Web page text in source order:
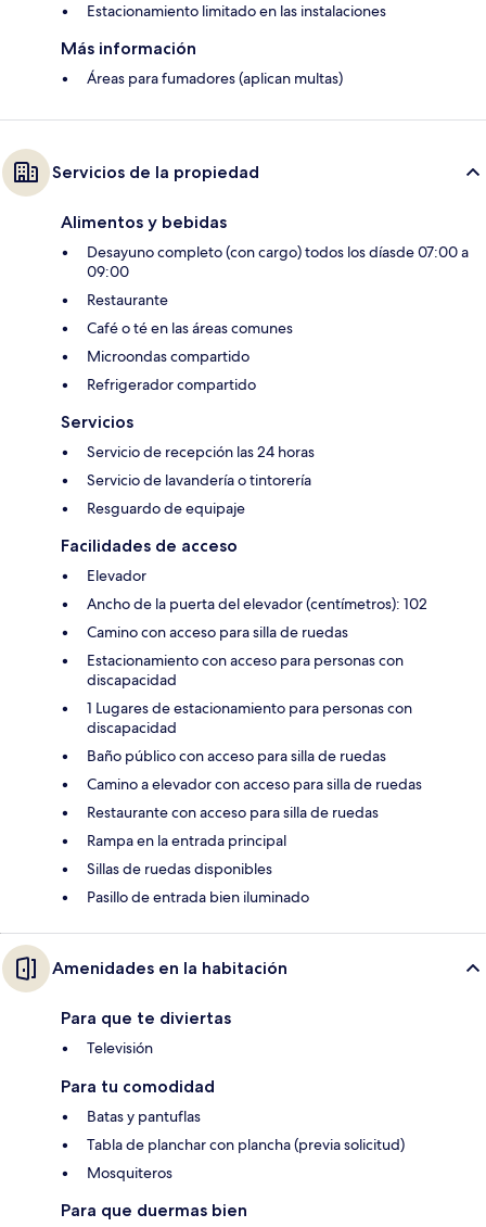
Estacionamiento limitado en las instalaciones
Más información
Áreas para fumadores (aplican multas)
Servicios de la propiedad
Alimentos y bebidas
Desayuno completo (con cargo) todos los díasde 07:00 a
09:00
Restaurante
Café o té en las áreas comunes
Microondas compartido
Refrigerador compartido
Servicios
Servicio de recepción las 24 horas
Servicio de lavandería o tintorería
Resguardo de equipaje
Facilidades de acceso
Elevador
Ancho de la puerta del elevador (centímetros): 102
Camino con acceso para silla de ruedas
Estacionamiento con acceso para personas con
discapacidad
1 Lugares de estacionamiento para personas con
discapacidad
Baño público con acceso para silla de ruedas
Camino a elevador con acceso para silla de ruedas
Restaurante con acceso para silla de ruedas
Rampa en la entrada principal
Sillas de ruedas disponibles
Pasillo de entrada bien iluminado
Amenidades en la habitación
Para que te diviertas
Televisión
Para tu comodidad
Batas y pantuflas
Tabla de planchar con plancha (previa solicitud)
Mosquiteros
Para que duermas bien